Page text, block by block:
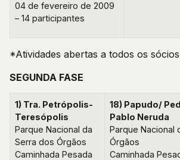
04 de fevereiro de 2009
– 14 participantes
*Atividades abertas a todos os sócios
SEGUNDA FASE
1) Tra. Petrópolis-
Teresópolis
Parque Nacional da
Serra dos Órgãos
Caminhada Pesada
18) Papudo/
Pablo Neruda
Parque Nacional
Órgãos
Caminhada